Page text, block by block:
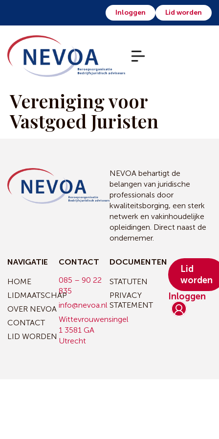
Inloggen Lid worden
Vereniging voor
Vastgoed Juristen
NEVOA behartigt de
belangen van juridische
professionals door
kwaliteitsborging, een sterk
netwerk en vakinhoudelijke
opleidingen. Direct naast de
ondernemer.
NAVIGATIE
HOME
LIDMAATSCHAP
OVER NEVOA
CONTACT
LID WORDEN
CONTACT
085 – 90 22
835
info@nevoa.nl
Wittevrouwensingel
1 3581 GA
Utrecht
DOCUMENTEN
STATUTEN
PRIVACY
STATEMENT
Inloggen
Lid
worden